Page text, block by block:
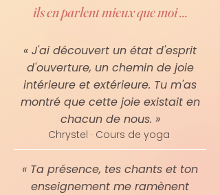
ils en parlent mieux que moi ...
« J'ai découvert un état d'esprit
d'ouverture, un chemin de joie
intérieure et extérieure. Tu m'as
montré que cette joie existait en
chacun de nous. »
Chrystel · Cours de yoga
« Ta présence, tes chants et ton
enseignement me ramènent